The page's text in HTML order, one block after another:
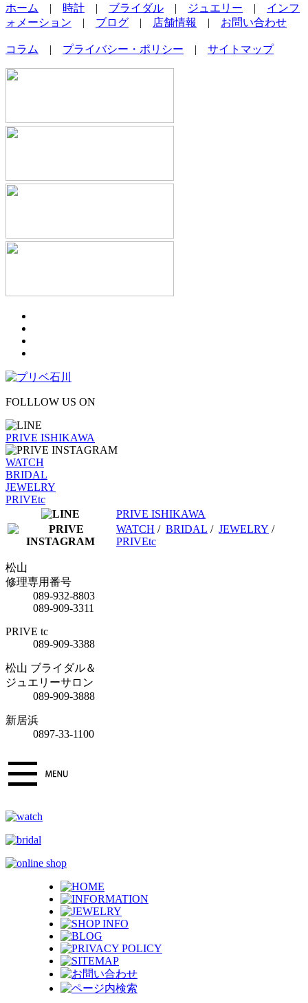
ホーム | 時計 | ブライダル | ジュエリー | インフ
ォメーション | ブログ | 店舗情報 | お問い合わせ
コラム | プライバシー・ポリシー | サイトマップ
FOLLLOW US ON
PRIVE ISHIKAWA
WATCH
BRIDAL
JEWELRY
PRIVEtc
PRIVE ISHIKAWA
WATCH / BRIDAL / JEWELRY /
PRIVEtc
松山
修理専用番号
089-932-8803
089-909-3311
PRIVE tc
089-909-3388
松山 ブライダル＆
ジュエリーサロン
089-909-3888
新居浜
0897-33-1100